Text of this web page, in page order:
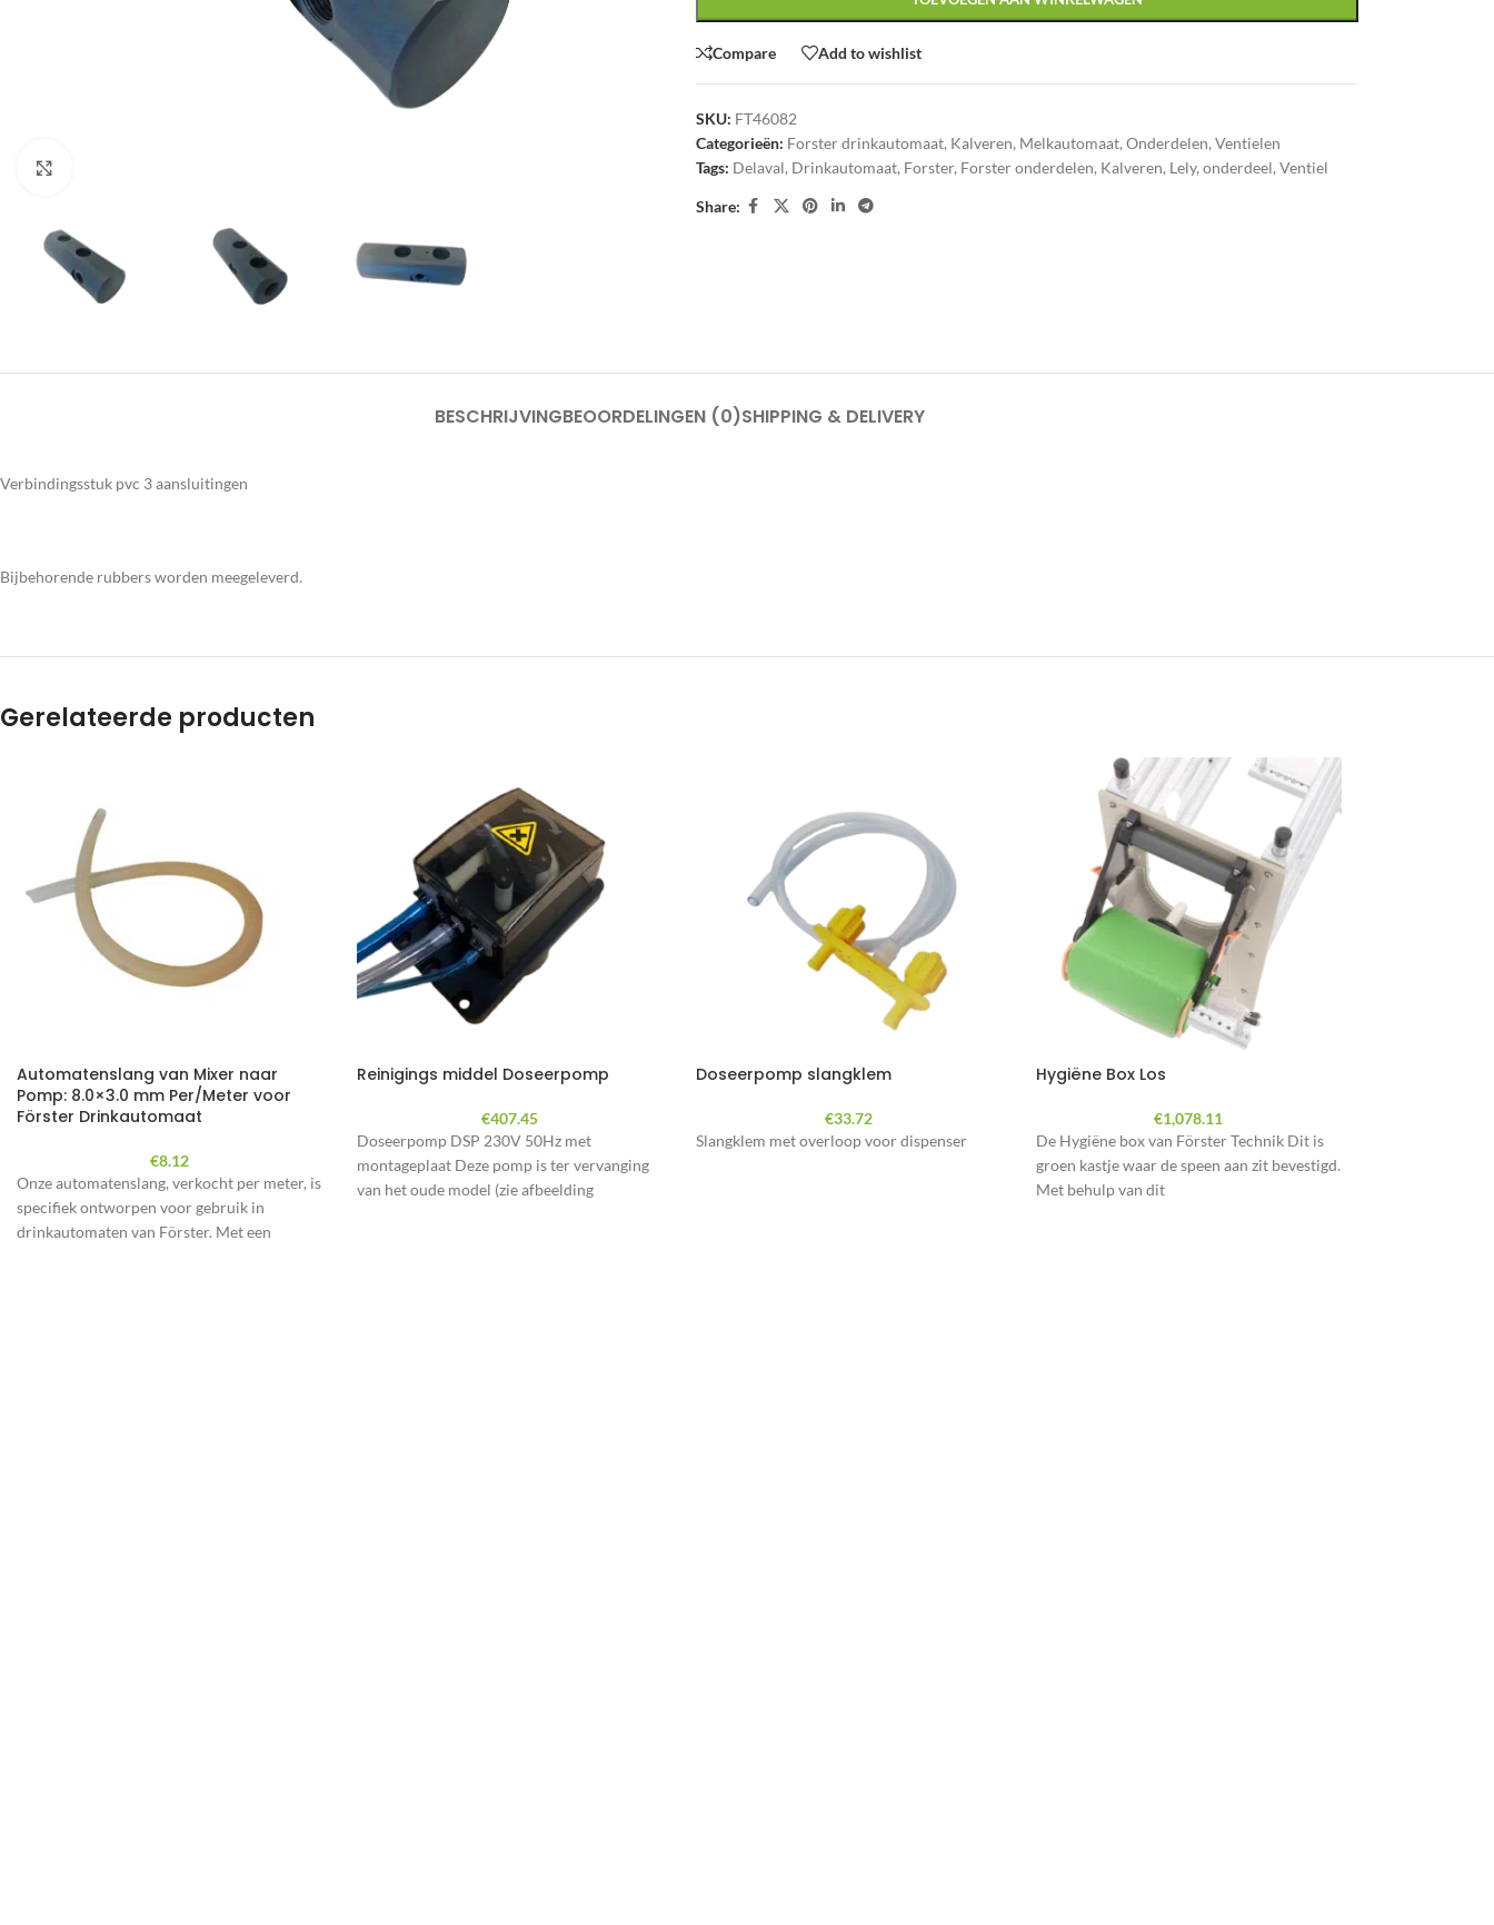
Compare Add to wishlist
SKU: FT46082
Categorieën: Forster drinkautomaat, Kalveren, Melkautomaat, Onderdelen, Ventielen
Tags: Delaval, Drinkautomaat, Forster, Forster onderdelen, Kalveren, Lely, onderdeel, Ventiel
Share:
BESCHRIJVINGBEOORDELINGEN (0)SHIPPING & DELIVERY
Verbindingsstuk pvc 3 aansluitingen
Bijbehorende rubbers worden meegeleverd.
Gerelateerde producten
Automatenslang van Mixer naar
Pomp: 8.0×3.0 mm Per/Meter voor
Förster Drinkautomaat
€8.12
Onze automatenslang, verkocht per meter, is
specifiek ontworpen voor gebruik in
drinkautomaten van Förster. Met een
Reinigings middel Doseerpomp
€407.45
Doseerpomp DSP 230V 50Hz met
montageplaat Deze pomp is ter vervanging
van het oude model (zie afbeelding
Doseerpomp slangklem
€33.72
Slangklem met overloop voor dispenser
Hygiëne Box Los
€1,078.11
De Hygiëne box van Förster Technik Dit is
groen kastje waar de speen aan zit bevestigd.
Met behulp van dit